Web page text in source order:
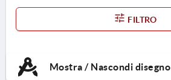
FILTRO
Mostra / Nascondi disegno